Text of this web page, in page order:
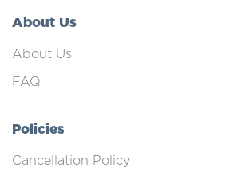
About Us
About Us
FAQ
Policies
Cancellation Policy